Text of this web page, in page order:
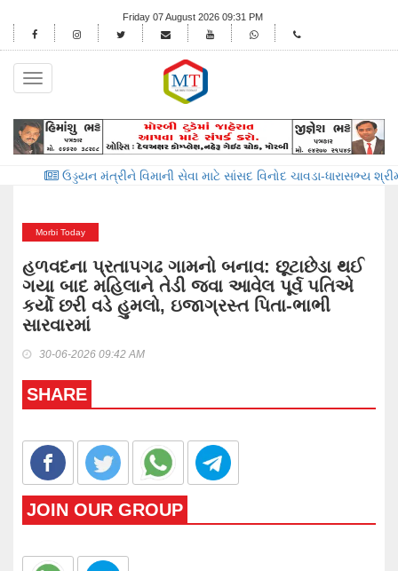
Friday 07 August 2026 09:31 PM
Toggle
navigation
મંત્રીને વિમાની સેવા માટે સાંસદ વિનોદ ચાવડા-ધારાસભ્ય શ્રીમતિ
Morbi Today
હળવદના પ્રતાપગઢ ગામનો બનાવ: છૂટાછેડા થઈ
ગયા બાદ મહિલાને તેડી જવા આવેલ પૂર્વ પતિએ
કર્યો છરી વડે હુમલો, ઇજાગ્રસ્ત પિતા-ભાભી
સારવારમાં
30-06-2026 09:42 AM
SHARE
JOIN OUR GROUP